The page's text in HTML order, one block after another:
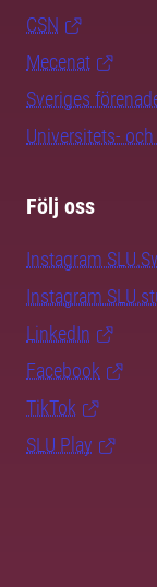
CSN
Mecenat
Sveriges
Universitets-
Följ oss
Instagram
Instagram
LinkedIn
Facebook
TikTok
SLU Play